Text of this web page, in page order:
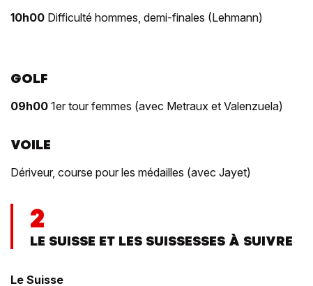
10h00 Difficulté hommes, demi-finales (Lehmann)
GOLF
09h00 1er tour femmes (avec Metraux et Valenzuela)
VOILE
Dériveur, course pour les médailles (avec Jayet)
2
LE SUISSE ET LES SUISSESSES À SUIVRE
Le Suisse